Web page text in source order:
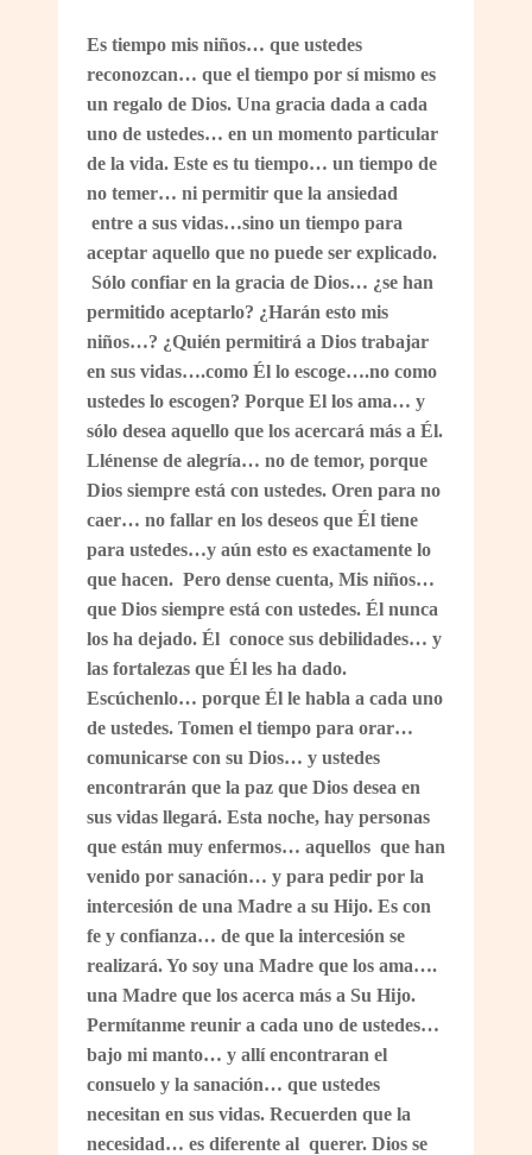
Es tiempo mis niños… que ustedes
reconozcan… que el tiempo por sí mismo es
un regalo de Dios. Una gracia dada a cada
uno de ustedes… en un momento particular
de la vida. Este es tu tiempo… un tiempo de
no temer… ni permitir que la ansiedad
entre a sus vidas…sino un tiempo para
aceptar aquello que no puede ser explicado.
Sólo confiar en la gracia de Dios… ¿se han
permitido aceptarlo? ¿Harán esto mis
niños…? ¿Quién permitirá a Dios trabajar
en sus vidas….como Él lo escoge….no como
ustedes lo escogen? Porque El los ama… y
sólo desea aquello que los acercará más a Él.
Llénense de alegría… no de temor, porque
Dios siempre está con ustedes. Oren para no
caer… no fallar en los deseos que Él tiene
para ustedes…y aún esto es exactamente lo
que hacen. Pero dense cuenta, Mis niños…
que Dios siempre está con ustedes. Él nunca
los ha dejado. Él conoce sus debilidades… y
las fortalezas que Él les ha dado.
Escúchenlo… porque Él le habla a cada uno
de ustedes. Tomen el tiempo para orar…
comunicarse con su Dios… y ustedes
encontrarán que la paz que Dios desea en
sus vidas llegará. Esta noche, hay personas
que están muy enfermos… aquellos que han
venido por sanación… y para pedir por la
intercesión de una Madre a su Hijo. Es con
fe y confianza… de que la intercesión se
realizará. Yo soy una Madre que los ama….
una Madre que los acerca más a Su Hijo.
Permítanme reunir a cada uno de ustedes…
bajo mi manto… y allí encontraran el
consuelo y la sanación… que ustedes
necesitan en sus vidas. Recuerden que la
necesidad… es diferente al querer. Dios se